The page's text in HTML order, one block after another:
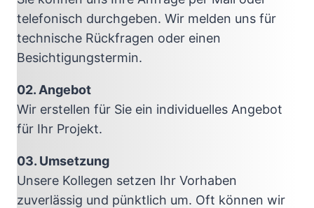
telefonisch durchgeben. Wir melden uns für
technische Rückfragen oder einen
Besichtigungstermin.
02. Angebot
Wir erstellen für Sie ein individuelles Angebot
für Ihr Projekt.
03. Umsetzung
Unsere Kollegen setzen Ihr Vorhaben
zuverlässig und pünktlich um. Oft können wir